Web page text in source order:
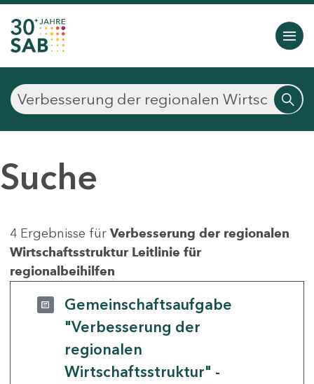
Suche
4 Ergebnisse für Verbesserung der regionalen
Wirtschaftsstruktur Leitlinie für
regionalbeihilfen
Gemeinschaftsaufgabe
"Verbesserung der
regionalen
Wirtschaftsstruktur" -